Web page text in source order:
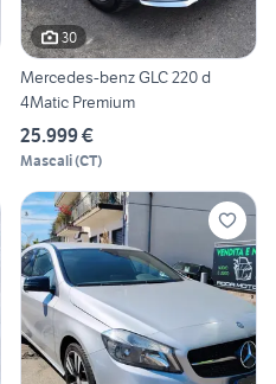
30
Mercedes-benz GLC 220 d
4Matic Premium
25.999 €
Mascali(CT)